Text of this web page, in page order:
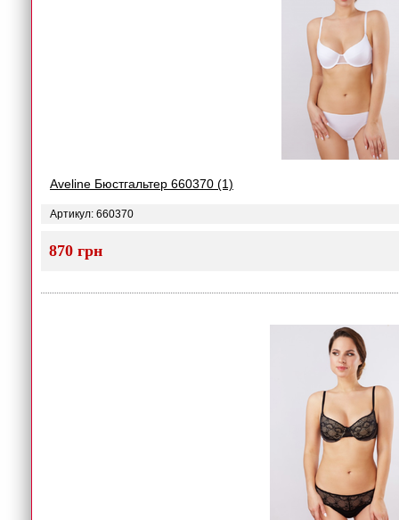
Aveline Бюстгальтер 660370 (1)
Артикул: 660370
870 грн